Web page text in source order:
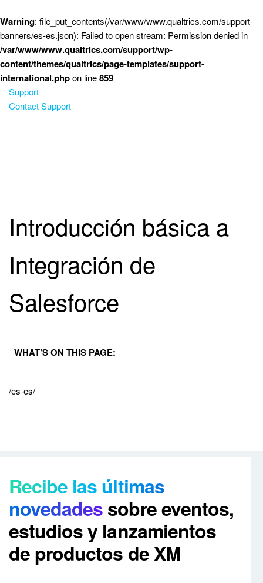
Warning: file_put_contents(/var/www/www.qualtrics.com/support-
banners/es-es.json): Failed to open stream: Permission denied in
/var/www/www.qualtrics.com/support/wp-
content/themes/qualtrics/page-templates/support-
international.phpon line859
Support
Contact Support
Introducción básica a
Integración de
Salesforce
WHAT’S ON THIS PAGE:
/es-es/